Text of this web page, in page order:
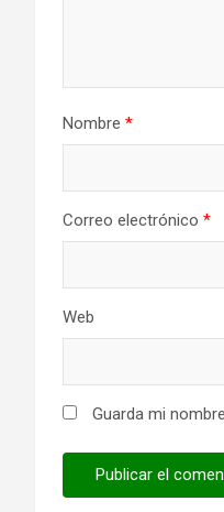
Nombre *
Correo electrónico *
Web
Guarda mi